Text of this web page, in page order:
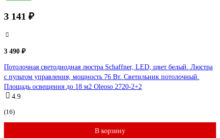
3 141 ₽
3 490 ₽
Потолочная светодиодная люстра Schaffner, LED, цвет белый. Люстра
с пультом управления, мощность 76 Вт. Светильник потолочный.
Площадь освещения до 18 м2 Oleoso 2720-2+2
4.9
(16)
В корзину